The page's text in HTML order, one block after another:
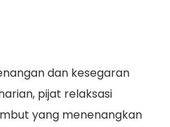
dan kesegaran
pijat relaksasi
yang menenangkan